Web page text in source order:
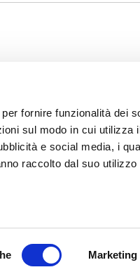
fornire funzionalità dei
sul modo in cui utilizza
e social media, i
raccolto dal suo utilizzo
Marketing
Bergamo (BG) - Email: